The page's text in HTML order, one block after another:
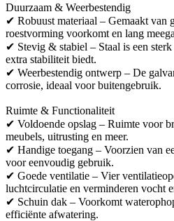
Duurzaam & Weerbestendig
✔ Robuust materiaal – Gemaakt van
roestvorming voorkomt en lang
✔ Stevig & stabiel – Staal is een
extra stabiliteit biedt.
✔ Weerbestendig ontwerp – De
corrosie, ideaal voor buitengebruik.
Ruimte & Functionaliteit
✔ Voldoende opslag – Ruimte voor
meubels, uitrusting en meer.
✔ Handige toegang – Voorzien van
voor eenvoudig gebruik.
✔ Goede ventilatie – Vier
luchtcirculatie en verminderen vocht
✔ Schuin dak – Voorkomt
efficiënte afwatering.